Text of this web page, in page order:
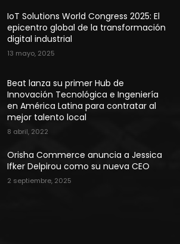
IoT Solutions World Congress 2025: El
epicentro global de la transformación
digital industrial
13 mayo, 2025
Beat lanza su primer Hub de
Innovación Tecnológica e Ingeniería
en América Latina para contratar al
mejor talento local
8 abril, 2022
Orisha Commerce anuncia a Jessica
Ifker Delpirou como su nueva CEO
2 septiembre, 2025